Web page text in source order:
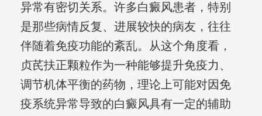
异常有密切关系。许多白癜风患者，特别
是那些病情反复、进展较快的病友，往往
伴随着免疫功能的紊乱。从这个角度看，
贞芪扶正颗粒作为一种能够提升免疫力、
调节机体平衡的药物，理论上可能对因免
疫系统异常导致的白癜风具有一定的辅助